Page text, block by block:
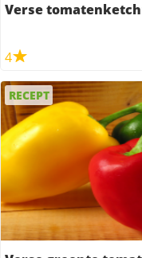
Verse
4
RECEPT